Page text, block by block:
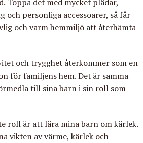
och personliga accessoarer, så får
och varm hemmiljö att återhämta
och trygghet återkommer som en
för familjens hem. Det är samma
till sina barn i sin roll som
roll är att lära mina barn om kärlek.
vikten av värme, kärlek och